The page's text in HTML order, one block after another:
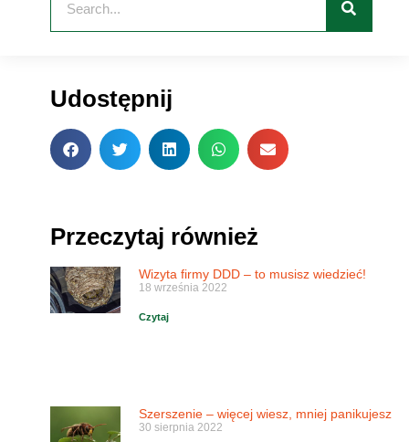
Udostępnij
Przeczytaj również
Wizyta firmy DDD – to musisz wiedzieć!
18 września 2022
Czytaj
Szerszenie – więcej wiesz, mniej panikujesz
30 sierpnia 2022